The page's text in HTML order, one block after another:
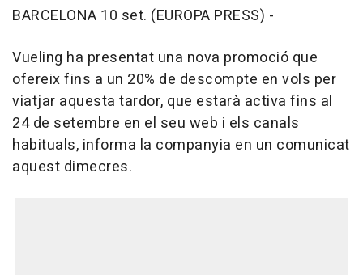
BARCELONA 10 set. (EUROPA PRESS) -
Vueling ha presentat una nova promoció que
ofereix fins a un 20% de descompte en vols per
viatjar aquesta tardor, que estarà activa fins al
24 de setembre en el seu web i els canals
habituals, informa la companyia en un comunicat
aquest dimecres.